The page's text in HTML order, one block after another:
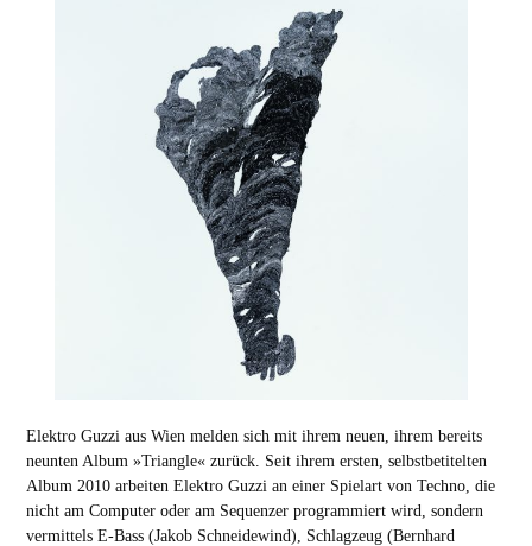
Elektro Guzzi aus Wien melden sich mit ihrem neuen, ihrem bereits
neunten Album »Triangle« zurück. Seit ihrem ersten, selbstbetitelten
Album 2010 arbeiten Elektro Guzzi an einer Spielart von Techno, die
nicht am Computer oder am Sequenzer programmiert wird, sondern
vermittels E-Bass (Jakob Schneidewind), Schlagzeug (Bernhard